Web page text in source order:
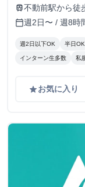
田ビル7-8階（
train不動前駅から徒
calendar_today週2日〜 / 週8時
週2日以下OK 半日OK
インターン生多数 私
gradeお気に入り